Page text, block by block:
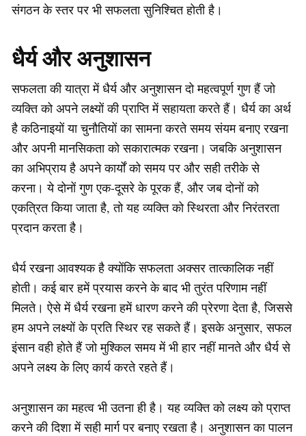
संगठन के स्तर पर भी सफलता सुनिश्चित होती है।
धैर्य और अनुशासन
सफलता की यात्रा में धैर्य और अनुशासन दो महत्वपूर्ण गुण हैं जो
व्यक्ति को अपने लक्ष्यों की प्राप्ति में सहायता करते हैं। धैर्य का अर्थ
है कठिनाइयों या चुनौतियों का सामना करते समय संयम बनाए रखना
और अपनी मानसिकता को सकारात्मक रखना। जबकि अनुशासन
का अभिप्राय है अपने कार्यों को समय पर और सही तरीके से
करना। ये दोनों गुण एक-दूसरे के पूरक हैं, और जब दोनों को
एकत्रित किया जाता है, तो यह व्यक्ति को स्थिरता और निरंतरता
प्रदान करता है।
धैर्य रखना आवश्यक है क्योंकि सफलता अक्सर तात्कालिक नहीं
होती। कई बार हमें प्रयास करने के बाद भी तुरंत परिणाम नहीं
मिलते। ऐसे में धैर्य रखना हमें धारण करने की प्रेरणा देता है, जिससे
हम अपने लक्ष्यों के प्रति स्थिर रह सकते हैं। इसके अनुसार, सफल
इंसान वही होते हैं जो मुश्किल समय में भी हार नहीं मानते और धैर्य से
अपने लक्ष्य के लिए कार्य करते रहते हैं।
अनुशासन का महत्व भी उतना ही है। यह व्यक्ति को लक्ष्य को प्राप्त
करने की दिशा में सही मार्ग पर बनाए रखता है। अनुशासन का पालन